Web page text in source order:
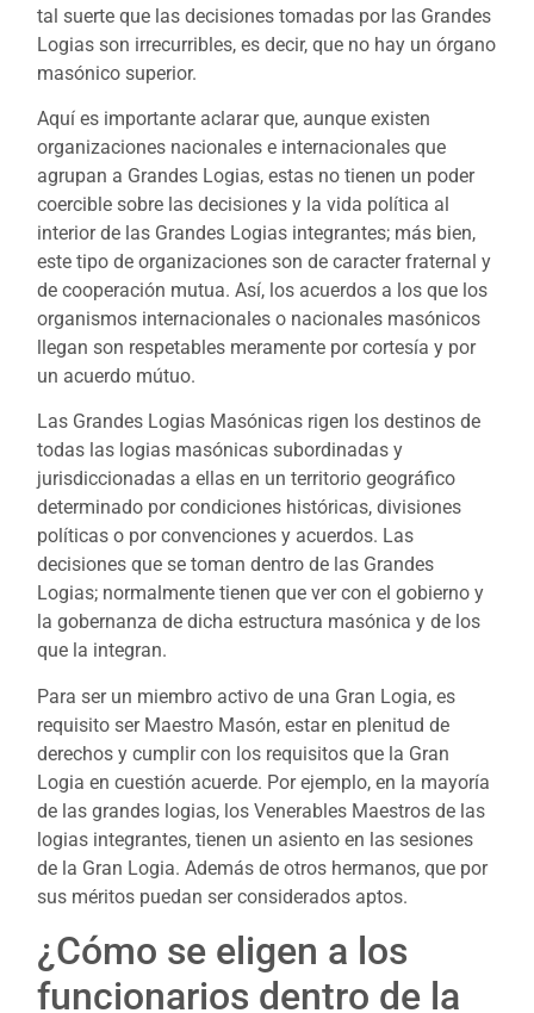
tal suerte que las decisiones tomadas por las Grandes
Logias son irrecurribles, es decir, que no hay un órgano
masónico superior.
Aquí es importante aclarar que, aunque existen
organizaciones nacionales e internacionales que
agrupan a Grandes Logias, estas no tienen un poder
coercible sobre las decisiones y la vida política al
interior de las Grandes Logias integrantes; más bien,
este tipo de organizaciones son de caracter fraternal y
de cooperación mutua. Así, los acuerdos a los que los
organismos internacionales o nacionales masónicos
llegan son respetables meramente por cortesía y por
un acuerdo mútuo.
Las Grandes Logias Masónicas rigen los destinos de
todas las logias masónicas subordinadas y
jurisdiccionadas a ellas en un territorio geográfico
determinado por condiciones históricas, divisiones
políticas o por convenciones y acuerdos. Las
decisiones que se toman dentro de las Grandes
Logias; normalmente tienen que ver con el gobierno y
la gobernanza de dicha estructura masónica y de los
que la integran.
Para ser un miembro activo de una Gran Logia, es
requisito ser Maestro Masón, estar en plenitud de
derechos y cumplir con los requisitos que la Gran
Logia en cuestión acuerde. Por ejemplo, en la mayoría
de las grandes logias, los Venerables Maestros de las
logias integrantes, tienen un asiento en las sesiones
de la Gran Logia. Además de otros hermanos, que por
sus méritos puedan ser considerados aptos.
¿Cómo se eligen a los
funcionarios dentro de la